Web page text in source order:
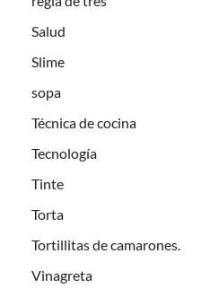
Salud
Slime
sopa
Técnica de cocina
Tecnología
Tinte
Torta
Tortillitas de camarones.
Vinagreta